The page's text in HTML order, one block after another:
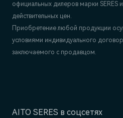
AITO SERES в соцсетях
официальных дилеров марки SERES и
действительных цен.
Приобретение любой продукции
условиями индивидуального
заключаемого с продавцом.